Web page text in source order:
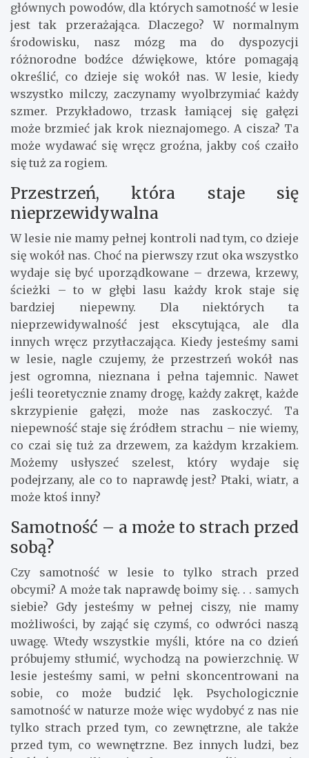
głównych powodów, dla których samotność w lesie
jest tak przerażająca. Dlaczego? W normalnym
środowisku, nasz mózg ma do dyspozycji
różnorodne bodźce dźwiękowe, które pomagają
określić, co dzieje się wokół nas. W lesie, kiedy
wszystko milczy, zaczynamy wyolbrzymiać każdy
szmer. Przykładowo, trzask łamiącej się gałęzi
może brzmieć jak krok nieznajomego. A cisza? Ta
może wydawać się wręcz groźna, jakby coś czaiło
się tuż za rogiem.
Przestrzeń, która staje się
nieprzewidywalna
W lesie nie mamy pełnej kontroli nad tym, co dzieje
się wokół nas. Choć na pierwszy rzut oka wszystko
wydaje się być uporządkowane – drzewa, krzewy,
ścieżki – to w głębi lasu każdy krok staje się
bardziej niepewny. Dla niektórych ta
nieprzewidywalność jest ekscytująca, ale dla
innych wręcz przytłaczająca. Kiedy jesteśmy sami
w lesie, nagle czujemy, że przestrzeń wokół nas
jest ogromna, nieznana i pełna tajemnic. Nawet
jeśli teoretycznie znamy drogę, każdy zakręt, każde
skrzypienie gałęzi, może nas zaskoczyć. Ta
niepewność staje się źródłem strachu – nie wiemy,
co czai się tuż za drzewem, za każdym krzakiem.
Możemy usłyszeć szelest, który wydaje się
podejrzany, ale co to naprawdę jest? Ptaki, wiatr, a
może ktoś inny?
Samotność – a może to strach przed
sobą?
Czy samotność w lesie to tylko strach przed
obcymi? A może tak naprawdę boimy się. . . samych
siebie? Gdy jesteśmy w pełnej ciszy, nie mamy
możliwości, by zająć się czymś, co odwróci naszą
uwagę. Wtedy wszystkie myśli, które na co dzień
próbujemy stłumić, wychodzą na powierzchnię. W
lesie jesteśmy sami, w pełni skoncentrowani na
sobie, co może budzić lęk. Psychologicznie
samotność w naturze może więc wydobyć z nas nie
tylko strach przed tym, co zewnętrzne, ale także
przed tym, co wewnętrzne. Bez innych ludzi, bez